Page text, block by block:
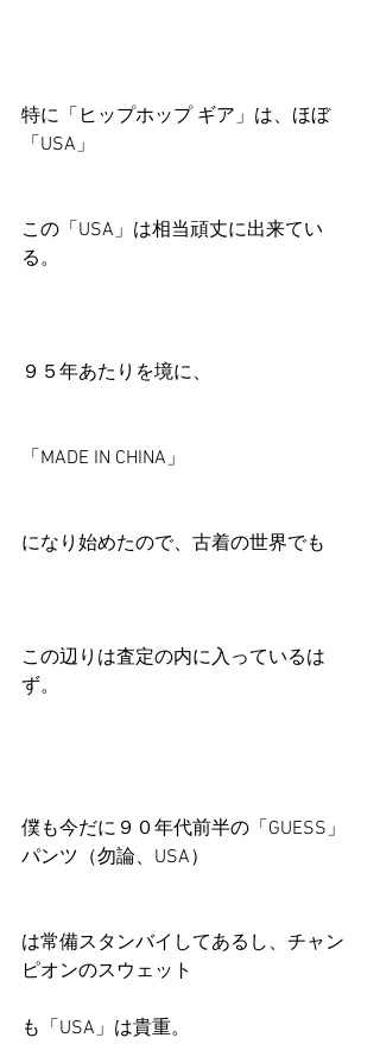
特に「ヒップホップ ギア」は、ほぼ
「USA」
この「USA」は相当頑丈に出来てい
る。
９５年あたりを境に、
「MADE IN CHINA」
になり始めたので、古着の世界でも
この辺りは査定の内に入っているは
ず。
僕も今だに９０年代前半の「GUESS」
パンツ（勿論、USA）
は常備スタンバイしてあるし、チャン
ピオンのスウェット
も「USA」は貴重。